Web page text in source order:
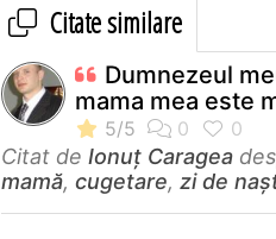
Citate similare
Dumnezeul
mama mea este
Citat de Ionuț Caragea
mamă, cugetare, zi de